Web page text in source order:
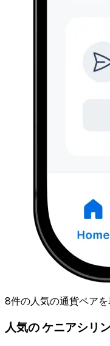
8件の人気の通貨ペア
人気の ケニアシリ